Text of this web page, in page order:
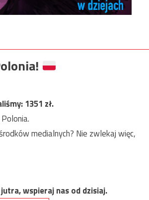
1351 zł.
medialnych? Nie zwlekaj więc,
wspieraj nas od dzisiaj.